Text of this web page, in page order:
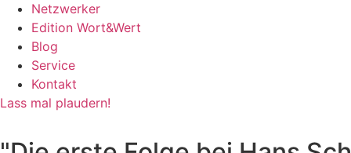
Netzwerker
Edition Wort&Wert
Blog
Service
Kontakt
Lass mal plaudern!